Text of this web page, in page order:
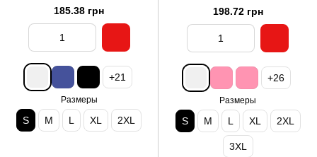
185.38 грн
+21
Размеры
S M L XL 2XL
198.72 грн
+26
Размеры
S M L XL 2XL
3XL